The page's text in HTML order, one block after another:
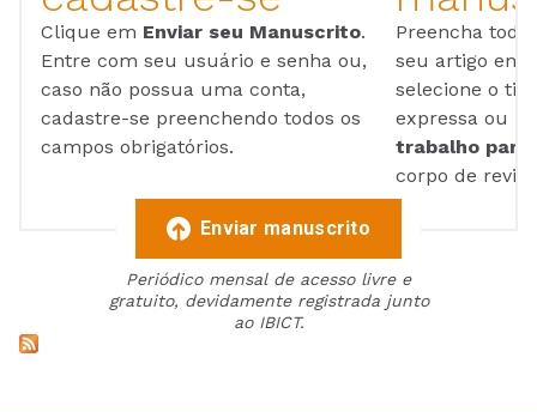
Clique em Enviar seu Manuscrito.
Entre com seu usuário e senha ou,
caso não possua uma conta,
cadastre-se preenchendo todos os
campos obrigatórios.
Preencha
seu artigo em
selecione o
expressa ou
trabalho para
corpo de
Enviar manuscrito
Periódico mensal de acesso livre e
gratuito, devidamente registrada junto
ao IBICT.